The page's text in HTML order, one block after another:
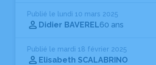
Publié le lundi 10 mars 2025
Didier BAVEREL60 ans
Publié le mardi 18 février 2025
Elisabeth SCALABRINO